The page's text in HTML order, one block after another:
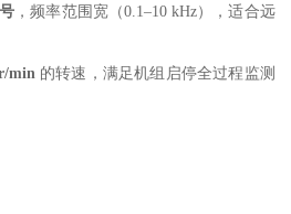
‌，频率范围宽（0.1–10 kHz），适合远
min ‌ 的转速，满足机组启停全过程监测